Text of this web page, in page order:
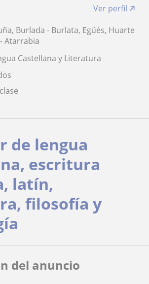
Ver perfil
Burlada - Burlata, Egüés, Huarte
Atarrabia
Castellana y Literatura
de lengua
escritura
latín,
filosofía y
del anuncio